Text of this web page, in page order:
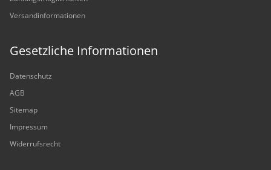
Versandinformationen
Gesetzliche Informationen
Datenschutz
AGB
Sitemap
Impressum
Widerrufsrecht